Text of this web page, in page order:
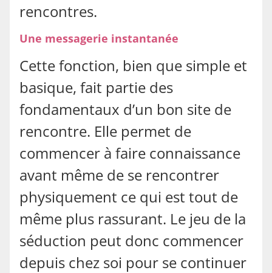
rencontres.
Une messagerie instantanée
Cette fonction, bien que simple et
basique, fait partie des
fondamentaux d’un bon site de
rencontre. Elle permet de
commencer à faire connaissance
avant même de se rencontrer
physiquement ce qui est tout de
même plus rassurant. Le jeu de la
séduction peut donc commencer
depuis chez soi pour se continuer